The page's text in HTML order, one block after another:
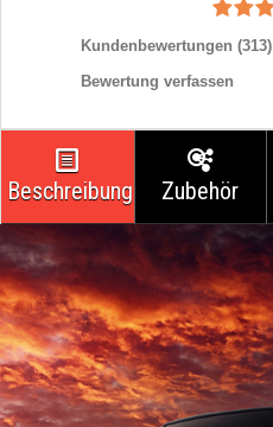
Kundenbewertungen (313)
Bewertung verfassen
Beschreibung Zubehör